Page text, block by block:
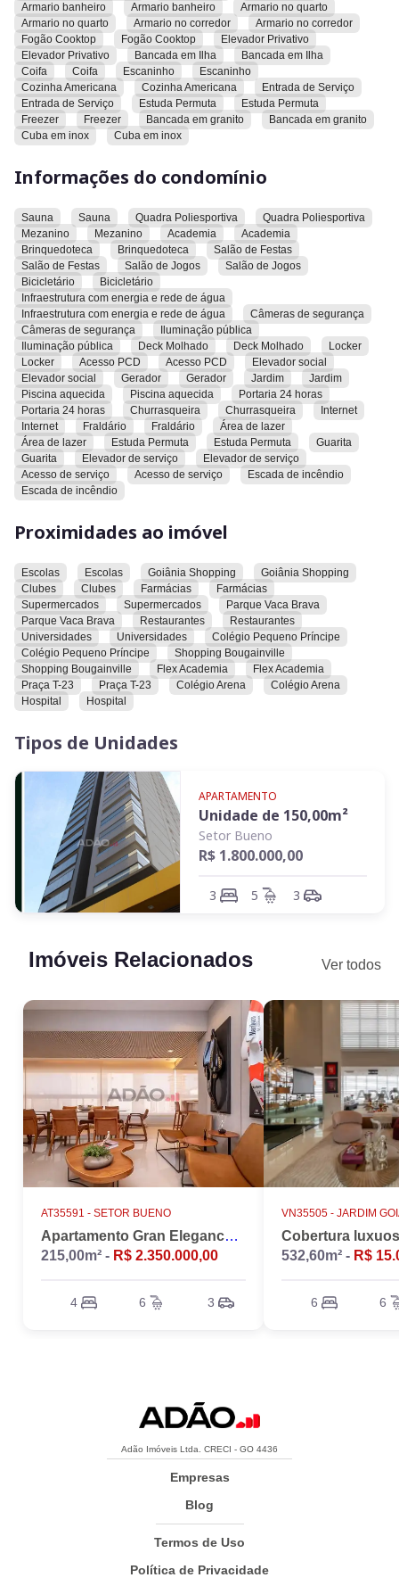
O apartamento é riquíssimo em armários planejados e possui
um sofisticado projeto de interiores, com acabamento
premium e mobiliário de alto padrão. Entre os diferenciais
estão piso porcelanato Calacatta 120x120, iluminação
completa Interpam, lavabo com cuba em ônix iluminada,
varanda com cortina de vidro Balcony e cortinas
motorizadas, divisórias metálicas espelhadas, jardim vertical,
Todos os ambientes contam com móveis planejados e
mesa para 10 lugares, poltronas em veludo, móveis em laca e
varanda gourmet totalmente equipada.
A cozinha possui eletrodomésticos premium, incluindo
cooktop Crissair 5 bocas, coifa Cuisinart, forno elétrico
Electrolux, micro-ondas embutido, cervejeira, adega, lava e
seca LG 14kg e refrigerador Samsung Food Showcase inox de
3 portas.
As suítes possuem armários personalizados, camas box e TVs
instaladas. Todos os ar-condicionados são LG Inverter com
acabamento espelhado e design sofisticado.
O condomínio oferece lazer completo e segurança, com
piscina aquecida, sauna, academia, quadra poliesportiva,
churrasqueira, deck molhado, gerador, acessibilidade, portaria
24 horas e monitoramento por câmeras.
Localização privilegiada, próximo ao Parque Vaca Brava,
Goiânia Shopping, escolas, supermercados, farmácias,
restaurantes, universidades e academias.
O proprietário estuda permuta por casa em condomínio.
Agende sua visita e conheça este imóvel exclusivo!
Armario banheiro
Armario banheiro
Armario no quarto
Armario no quarto
Armario no corredor
Armario no corredor
Fogão Cooktop
Fogão Cooktop
Elevador Privativo
Elevador Privativo
Bancada em Ilha
Bancada em Ilha
Coifa
Coifa Escaninho
Escaninho
Cozinha Americana
Cozinha Americana
Entrada de Serviço
Entrada de Serviço
Estuda Permuta
Estuda Permuta
Freezer
Freezer Bancada em granito
Bancada em granito
Cuba em inox
Cuba em inox
Informações do condomínio
Sauna Sauna Quadra Poliesportiva
Quadra Poliesportiva
Mezanino
Mezanino Academia
Academia
Brinquedoteca
Brinquedoteca
Salão de Festas
Salão de Festas
Salão de Jogos
Salão de Jogos
Bicicletário
Bicicletário
Infraestrutura com energia e rede de água
Infraestrutura com energia e rede de água
Câmeras de segurança
Câmeras de segurança
Iluminação pública
Iluminação pública
Deck Molhado Deck Molhado
Locker
Locker
Acesso PCD Acesso PCD
Elevador social
Elevador social
Gerador Gerador Jardim
Jardim
Piscina aquecida
Piscina aquecida
Portaria 24 horas
Portaria 24 horas
Churrasqueira Churrasqueira
Internet
Internet
Fraldário Fraldário
Área de lazer
Área de lazer
Estuda Permuta Estuda Permuta
Guarita
Guarita
Elevador de serviço
Elevador de serviço
Acesso de serviço
Acesso de serviço
Escada de incêndio
Escada de incêndio
Proximidades ao imóvel
Escolas Escolas Goiânia Shopping
Goiânia Shopping
Clubes
Clubes Farmácias
Farmácias
Supermercados
Supermercados
Parque Vaca Brava
Parque Vaca Brava
Restaurantes
Restaurantes
Universidades
Universidades
Colégio Pequeno Príncipe
Colégio Pequeno Príncipe
Shopping Bougainville
Shopping Bougainville
Flex Academia
Flex Academia
Praça T-23
Praça T-23 Colégio Arena
Colégio Arena
Hospital
Hospital
Tipos de Unidades
APARTAMENTO
Unidade de 150,00m²
Setor Bueno
R$ 1.800.000,00
3 5 3
Imóveis Relacionados Ver todos
AT35591 - SETOR BUENO
Apartamento Gran Elegance - 4 suites + Home Office
215,00m² - R$ 2.350.000,00
4 6 3
VN35505 - JARDIM
532,60m² - R$
6 6
Adão Imóveis Ltda. CRECI - GO 4436
Empresas
Blog
Termos de Uso
Política de Privacidade